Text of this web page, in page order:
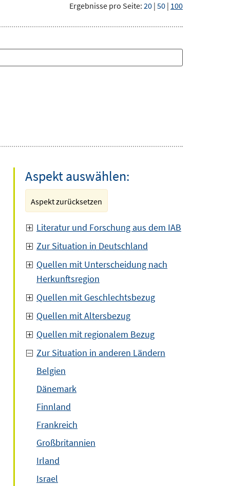
Ergebnisse pro Seite: 20 | 50 | 100
Aspekt auswählen:
Aspekt zurücksetzen
Literatur und Forschung aus dem IAB
Zur Situation in Deutschland
Quellen mit Unterscheidung nach
Herkunftsregion
Quellen mit Geschlechtsbezug
Quellen mit Altersbezug
Quellen mit regionalem Bezug
Zur Situation in anderen Ländern
Belgien
Dänemark
Finnland
Frankreich
Großbritannien
Irland
Israel